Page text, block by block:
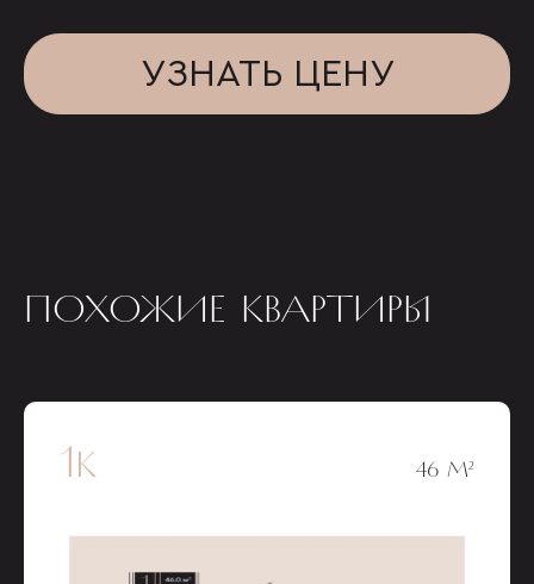
УЗНАТЬ ЦЕНУ
ПОХОЖИЕ КВАРТИРЫ
1к 46 М²